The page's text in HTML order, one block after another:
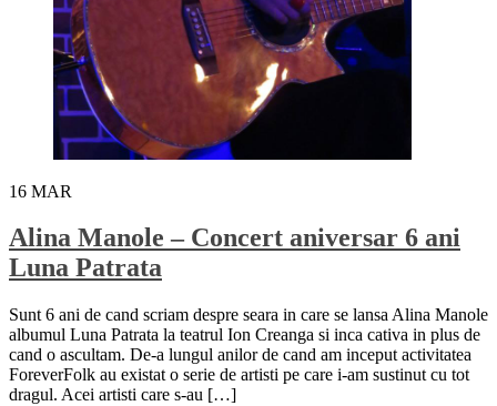
16 MAR
Alina Manole – Concert aniversar 6 ani
Luna Patrata
Sunt 6 ani de cand scriam despre seara in care se lansa Alina Manole
albumul Luna Patrata la teatrul Ion Creanga si inca cativa in plus de
cand o ascultam. De-a lungul anilor de cand am inceput activitatea
ForeverFolk au existat o serie de artisti pe care i-am sustinut cu tot
dragul. Acei artisti care s-au […]